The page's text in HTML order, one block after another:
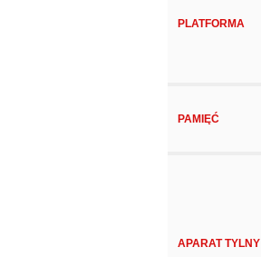
PLATFORMA
PAMIĘĆ
APARAT TYLNY